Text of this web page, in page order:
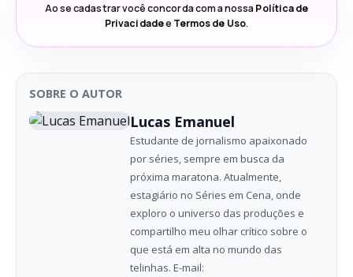
Ao se cadastrar você concorda com a nossa Política de
Privacidadee Termos de Uso.
SOBRE O AUTOR
Lucas Emanuel
Estudante de jornalismo apaixonado
por séries, sempre em busca da
próxima maratona. Atualmente,
estagiário no Séries em Cena, onde
exploro o universo das produções e
compartilho meu olhar crítico sobre o
que está em alta no mundo das
telinhas. E-mail: